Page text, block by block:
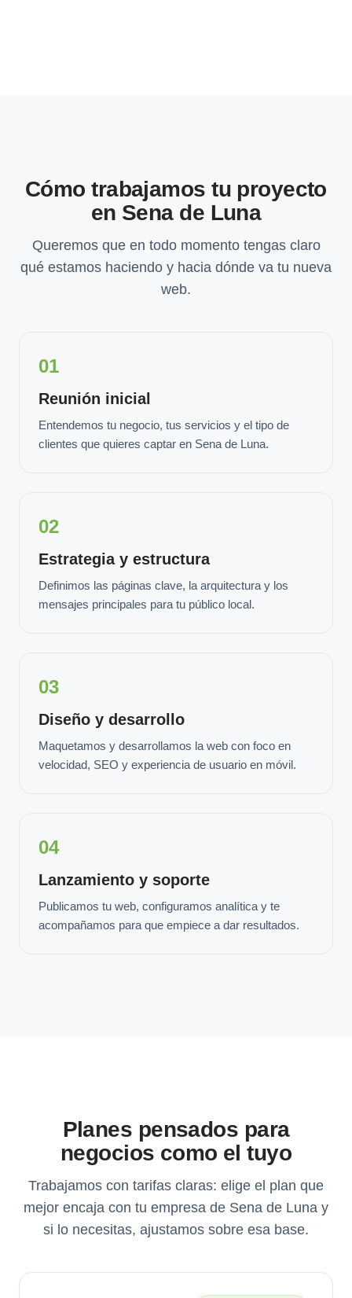
Cómo trabajamos tu proyecto
en Sena de Luna
Queremos que en todo momento tengas claro
qué estamos haciendo y hacia dónde va tu nueva
web.
01
Reunión inicial
Entendemos tu negocio, tus servicios y el tipo de
clientes que quieres captar en Sena de Luna.
02
Estrategia y estructura
Definimos las páginas clave, la arquitectura y los
mensajes principales para tu público local.
03
Diseño y desarrollo
Maquetamos y desarrollamos la web con foco en
velocidad, SEO y experiencia de usuario en móvil.
04
Lanzamiento y soporte
Publicamos tu web, configuramos analítica y te
acompañamos para que empiece a dar resultados.
Planes pensados para
negocios como el tuyo
Trabajamos con tarifas claras: elige el plan que
mejor encaja con tu empresa de Sena de Luna y
si lo necesitas, ajustamos sobre esa base.